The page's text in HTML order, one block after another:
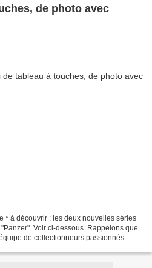
de photo avec
* à découvrir : les deux nouvelles séries
Voir ci-dessous. Rappelons que
de collectionneurs passionnés .